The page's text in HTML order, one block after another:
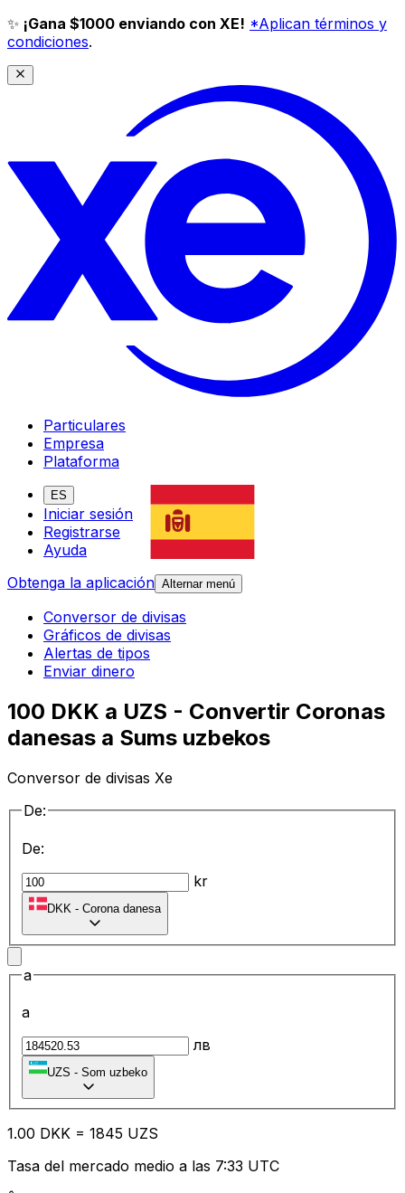
✨ ¡Gana $1000 enviando con XE! *Aplican términos y
condiciones.
Particulares
Empresa
Plataforma
ES
Iniciar sesión
Registrarse
Ayuda
Obtenga la aplicación Alternar menú
Conversor de divisas
Gráficos de divisas
Alertas de tipos
Enviar dinero
100 DKK a UZS - Convertir Coronas
danesas a Sums uzbekos
Conversor de divisas Xe
De:
De:
kr
DKK - Corona danesa
a
a
лв
UZS - Som uzbeko
1.00 DKK = 1845 UZS
Tasa del mercado medio a las 7:33 UTC